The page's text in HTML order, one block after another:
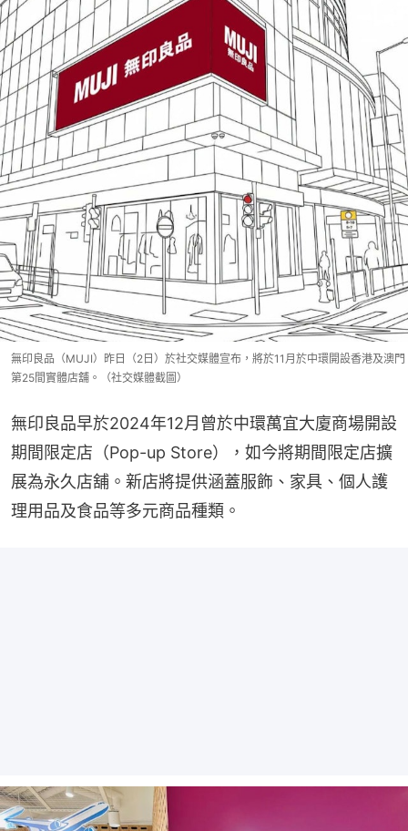
無印良品（MUJI）昨日（2日）於社交媒體宣布，將於11月於中環開設香港及澳門
第25間實體店舖。（社交媒體截圖）
無印良品早於2024年12月曾於中環萬宜大廈商場開設
期間限定店（Pop-up Store），如今將期間限定店擴
展為永久店舖。新店將提供涵蓋服飾、家具、個人護
理用品及食品等多元商品種類。